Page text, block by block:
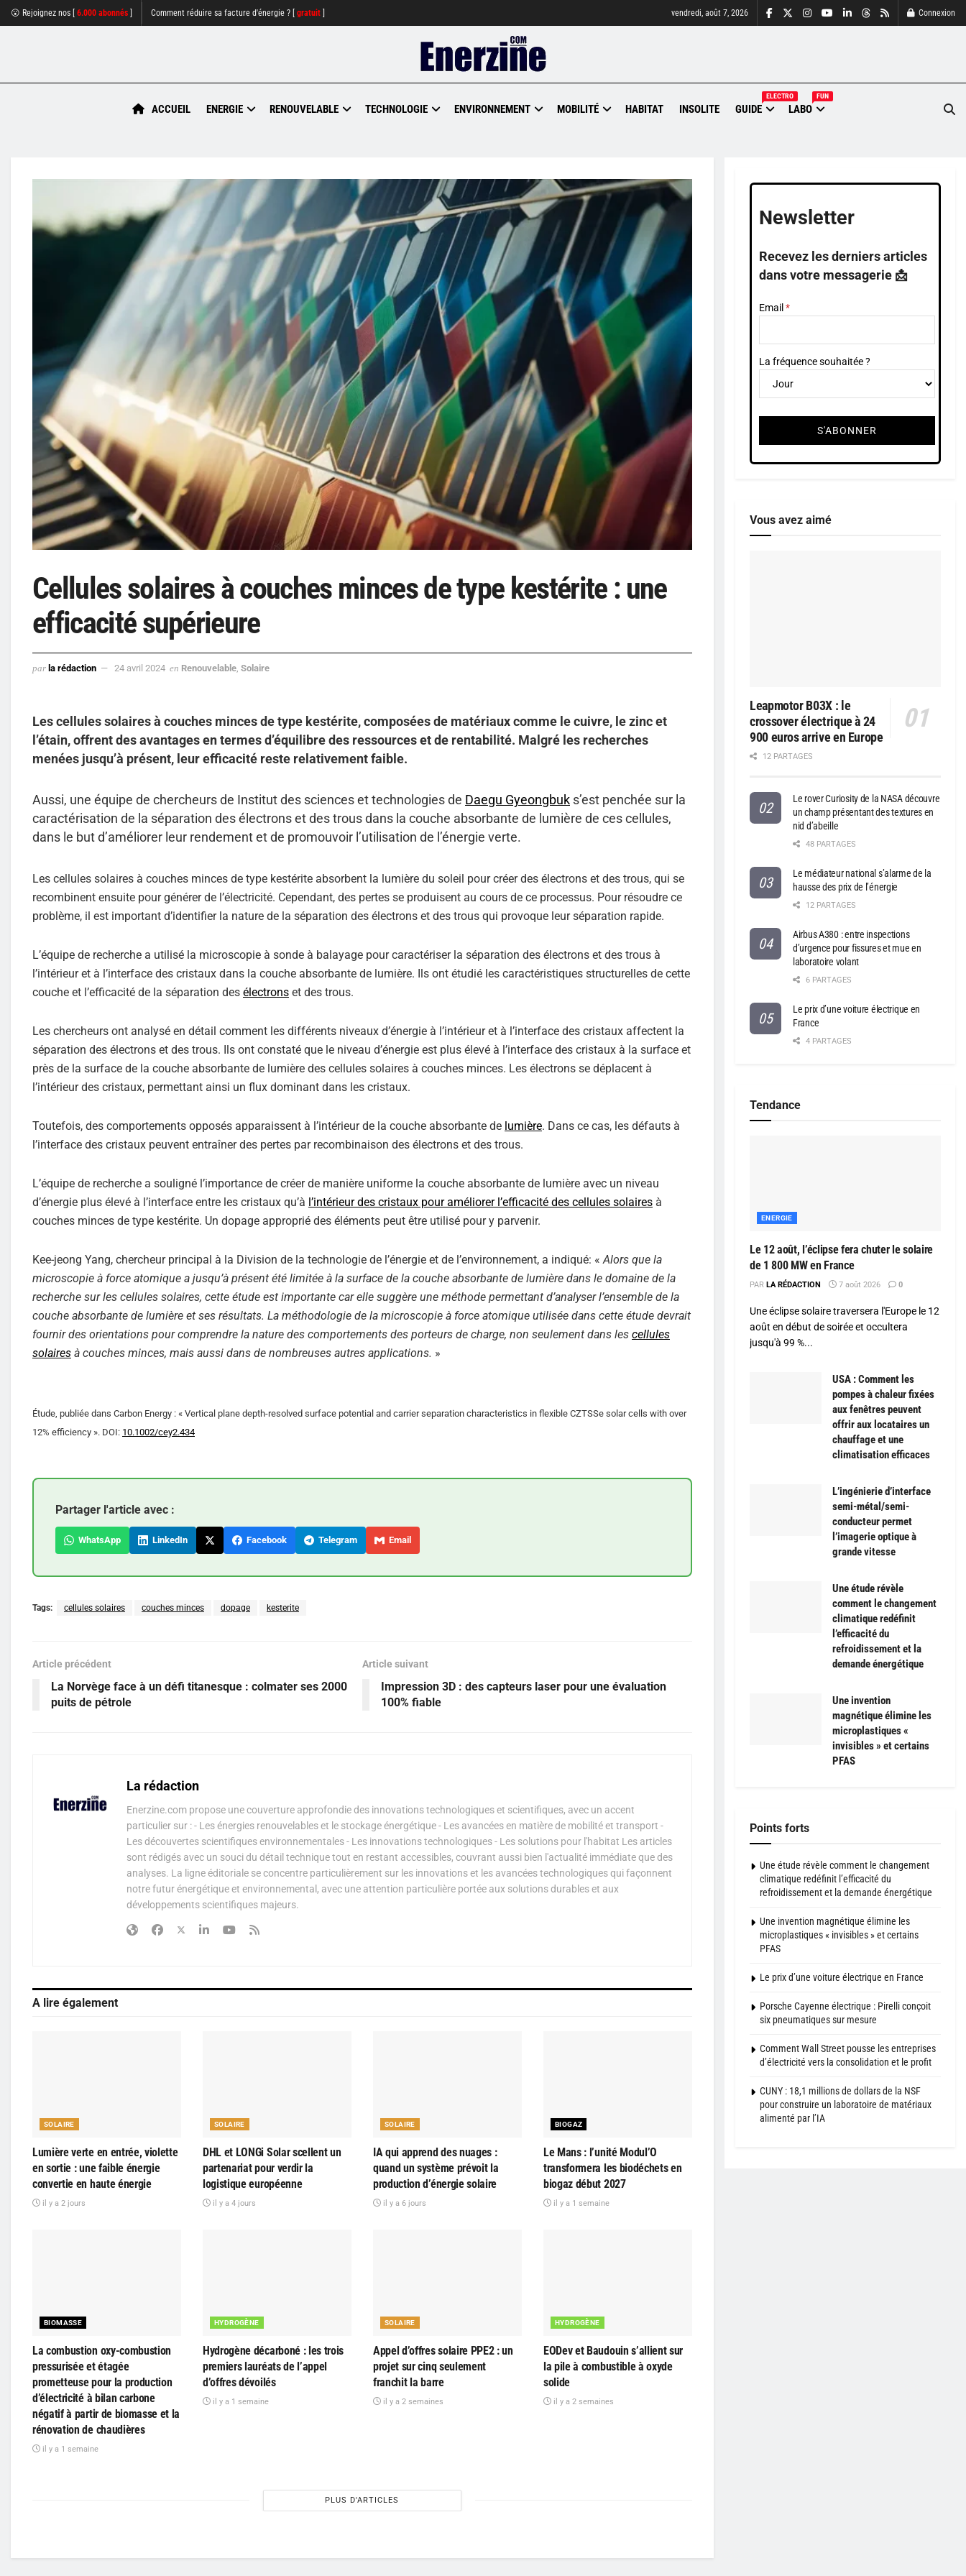
😮 Rejoignez nos [ 6.000 abonnés Comment réduire sa facture d'énergie ? [ gratuit vendredi, août 7, 2026 Connexion
ACCUEIL ENERGIE RENOUVELABLE TECHNOLOGIE ENVIRONNEMENT MOBILITÉ HABITAT INSOLITE GUIDE
ELECTRO
LABO
FUN
Cellules solaires à couches minces de type kestérite : une
efficacité supérieure
par la rédaction 24 avril 2024 en Renouvelable Solaire
Les cellules solaires à couches minces de type kestérite, composées de matériaux comme le cuivre, le zinc et
l’étain, offrent des avantages en termes d’équilibre des ressources et de rentabilité. Malgré les recherches
menées jusqu’à présent, leur efficacité reste relativement faible.
Aussi, une équipe de chercheurs de Institut des sciences et technologies de Daegu Gyeongbuk s’est penchée sur la
caractérisation de la séparation des électrons et des trous dans la couche absorbante de lumière de ces cellules,
dans le but d’améliorer leur rendement et de promouvoir l’utilisation de l’énergie verte.
Les cellules solaires à couches minces de type kestérite absorbent la lumière du soleil pour créer des électrons et des trous, qui se
recombinent ensuite pour générer de l’électricité. Cependant, des pertes se produisent au cours de ce processus. Pour résoudre ce
problème, il est important d’identifier la nature de la séparation des électrons et des trous qui provoque leur séparation rapide.
L’équipe de recherche a utilisé la microscopie à sonde à balayage pour caractériser la séparation des électrons et des trous à
l’intérieur et à l’interface des cristaux dans la couche absorbante de lumière. Ils ont étudié les caractéristiques structurelles de cette
couche et l’efficacité de la séparation des électrons et des trous.
Les chercheurs ont analysé en détail comment les différents niveaux d’énergie à l’intérieur et à l’interface des cristaux affectent la
séparation des électrons et des trous. Ils ont constaté que le niveau d’énergie est plus élevé à l’interface des cristaux à la surface et
près de la surface de la couche absorbante de lumière des cellules solaires à couches minces. Les électrons se déplacent à
l’intérieur des cristaux, permettant ainsi un flux dominant dans les cristaux.
Toutefois, des comportements opposés apparaissent à l’intérieur de la couche absorbante de lumière. Dans ce cas, les défauts à
l’interface des cristaux peuvent entraîner des pertes par recombinaison des électrons et des trous.
L’équipe de recherche a souligné l’importance de créer de manière uniforme la couche absorbante de lumière avec un niveau
d’énergie plus élevé à l’interface entre les cristaux qu’à l’intérieur des cristaux pour améliorer l’efficacité des cellules solaires à
couches minces de type kestérite. Un dopage approprié des éléments peut être utilisé pour y parvenir.
Kee-jeong Yang, chercheur principal à la Division de la technologie de l’énergie et de l’environnement, a indiqué: «Alors que la
microscopie à force atomique a jusqu’à présent été limitée à la surface de la couche absorbante de lumière dans le domaine de la
recherche sur les cellules solaires, cette étude est importante car elle suggère une méthode permettant d’analyser l’ensemble de la
couche absorbante de lumière et ses résultats. La méthodologie de la microscopie à force atomique utilisée dans cette étude devrait
fournir des orientations pour comprendre la nature des comportements des porteurs de charge, non seulement dans les cellules
solaires à couches minces, mais aussi dans de nombreuses autres applications. »
Étude, publiée dans Carbon Energy : « Vertical plane depth-resolved surface potential and carrier separation characteristics in flexible CZTSSe solar cells with over
12% efficiency ». DOI: 10.1002/cey2.434
Partager l'article avec :
WhatsApp LinkedIn Facebook Telegram Email
Tags: cellules solaires couches minces dopage kesterite
Article précédent
La Norvège face à un défi titanesque : colmater ses 2000
puits de pétrole
Article suivant
Impression 3D : des capteurs laser pour une évaluation
100% fiable
La rédaction
Enerzine.com propose une couverture approfondie des innovations technologiques et scientifiques, avec un accent
particulier sur : - Les énergies renouvelables et le stockage énergétique - Les avancées en matière de mobilité et transport -
Les découvertes scientifiques environnementales - Les innovations technologiques - Les solutions pour l'habitat Les articles
sont rédigés avec un souci du détail technique tout en restant accessibles, couvrant aussi bien l'actualité immédiate que des
analyses. La ligne éditoriale se concentre particulièrement sur les innovations et les avancées technologiques qui façonnent
notre futur énergétique et environnemental, avec une attention particulière portée aux solutions durables et aux
développements scientifiques majeurs.
A lire également
SOLAIRE
Lumière verte en entrée, violette
en sortie : une faible énergie
convertie en haute énergie
il y a 2 jours
SOLAIRE
DHL et LONGi Solar scellent un
partenariat pour verdir la
logistique européenne
il y a 4 jours
SOLAIRE
IA qui apprend des nuages :
quand un système prévoit la
production d’énergie solaire
il y a 6 jours
BIOGAZ
Le Mans : l’unité Modul’O
transformera les biodéchets en
biogaz début 2027
il y a 1 semaine
BIOMASSE
La combustion oxy-combustion
pressurisée et étagée
prometteuse pour la production
d’électricité à bilan carbone
négatif à partir de biomasse et la
rénovation de chaudières
il y a 1 semaine
HYDROGÈNE
Hydrogène décarboné : les trois
premiers lauréats de l’appel
d’offres dévoilés
il y a 1 semaine
SOLAIRE
Appel d’offres solaire PPE2 : un
projet sur cinq seulement
franchit la barre
il y a 2 semaines
HYDROGÈNE
EODev et Baudouin s’allient sur
la pile à combustible à oxyde
solide
il y a 2 semaines
PLUS D'ARTICLES
Newsletter
Recevez les derniers articles
dans votre messagerie 📩
Email
La fréquence souhaitée ?
Vous avez aimé
Leapmotor B03X : le
crossover électrique à 24
900 euros arrive en Europe
12 PARTAGES
Le rover Curiosity de la NASA découvre
un champ présentant des textures en
nid d’abeille
48 PARTAGES
Le médiateur national s’alarme de la
hausse des prix de l’énergie
12 PARTAGES
Airbus A380 : entre inspections
d’urgence pour fissures et mue en
laboratoire volant
6 PARTAGES
Le prix d’une voiture électrique en
France
4 PARTAGES
Tendance
ENERGIE
Le 12 août, l’éclipse fera chuter le solaire
de 1 800 MW en France
PAR LA RÉDACTION 7 août 2026 0
Une éclipse solaire traversera l'Europe le 12
août en début de soirée et occultera
jusqu'à 99 %...
USA : Comment les
pompes à chaleur fixées
aux fenêtres peuvent
offrir aux locataires un
chauffage et une
climatisation efficaces
L’ingénierie d’interface
semi-métal/semi-
conducteur permet
l’imagerie optique à
grande vitesse
Une étude révèle
comment le changement
climatique redéfinit
l’efficacité du
refroidissement et la
demande énergétique
Une invention
magnétique élimine les
microplastiques «
invisibles » et certains
PFAS
Points forts
Une étude révèle comment le changement
climatique redéfinit l’efficacité du
refroidissement et la demande énergétique
Une invention magnétique élimine les
microplastiques « invisibles » et certains
PFAS
Le prix d’une voiture électrique en France
Porsche Cayenne électrique : Pirelli conçoit
six pneumatiques sur mesure
Comment Wall Street pousse les entreprises
d’électricité vers la consolidation et le profit
CUNY : 18,1 millions de dollars de la NSF
pour construire un laboratoire de matériaux
alimenté par l’IA